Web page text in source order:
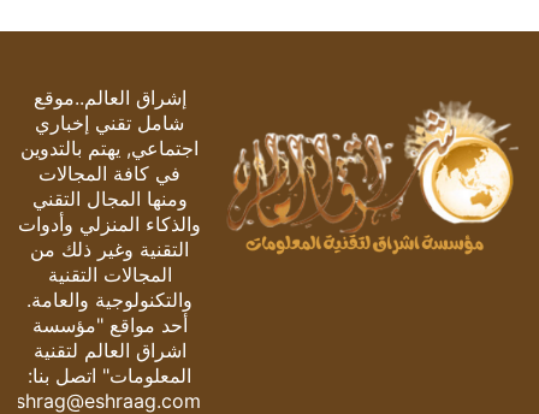
إشراق العالم..موقع
شامل تقني إخباري
اجتماعي, يهتم بالتدوين
في كافة المجالات
ومنها المجال التقني
والذكاء المنزلي وأدوات
التقنية وغير ذلك من
المجالات التقنية
والتكنولوجية والعامة.
أحد مواقع "مؤسسة
اشراق العالم لتقنية
المعلومات" اتصل بنا:
eshrag@eshraag.com